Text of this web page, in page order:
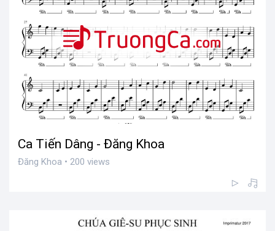
Ca Tiến Dâng - Đăng Khoa
Đăng Khoa • 200 views